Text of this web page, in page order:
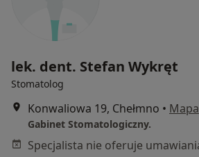
lek. dent. Stefan Wykręt
Stomatolog
Konwaliowa 19, Chełmno • Mapa
Gabinet Stomatologiczny.